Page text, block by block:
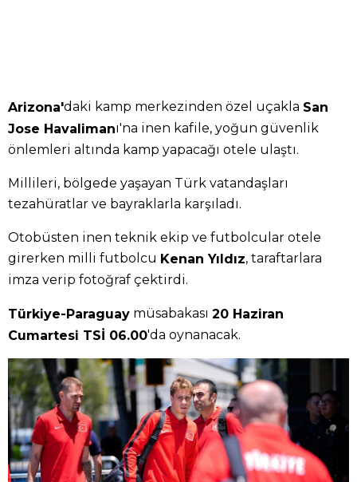
Arizona'daki kamp merkezinden özel uçakla San
Jose Havalimanı'na inen kafile, yoğun güvenlik
önlemleri altında kamp yapacağı otele ulaştı.
Millileri, bölgede yaşayan Türk vatandaşları
tezahüratlar ve bayraklarla karşıladı.
Otobüsten inen teknik ekip ve futbolcular otele
girerken milli futbolcu Kenan Yıldız, taraftarlara
imza verip fotoğraf çektirdi.
Türkiye-Paraguay müsabakası 20 Haziran
Cumartesi TSİ 06.00'da oynanacak.